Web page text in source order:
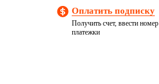
Оплатить подписку
Получить счет, ввести номер
платежки